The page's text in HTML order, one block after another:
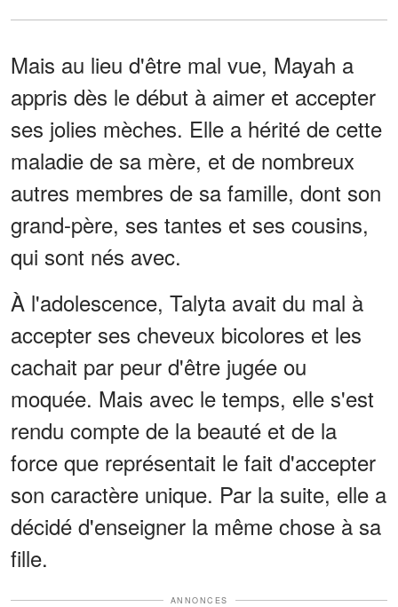
Mais au lieu d'être mal vue, Mayah a
appris dès le début à aimer et accepter
ses jolies mèches. Elle a hérité de cette
maladie de sa mère, et de nombreux
autres membres de sa famille, dont son
grand-père, ses tantes et ses cousins,
qui sont nés avec.
À l'adolescence, Talyta avait du mal à
accepter ses cheveux bicolores et les
cachait par peur d'être jugée ou
moquée. Mais avec le temps, elle s'est
rendu compte de la beauté et de la
force que représentait le fait d'accepter
son caractère unique. Par la suite, elle a
décidé d'enseigner la même chose à sa
fille.
ANNONCES